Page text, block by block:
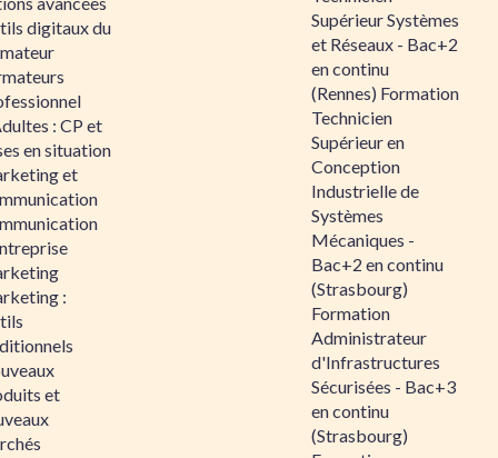
digitaux du
: CP et
en situation
et
:
et
Supérieur Systèmes
et Réseaux - Bac+2
en continu
(Rennes) Formation
Technicien
Supérieur en
Conception
Industrielle de
Systèmes
Mécaniques -
Bac+2 en continu
(Strasbourg)
Formation
Administrateur
d'Infrastructures
Sécurisées - Bac+3
en continu
(Strasbourg)